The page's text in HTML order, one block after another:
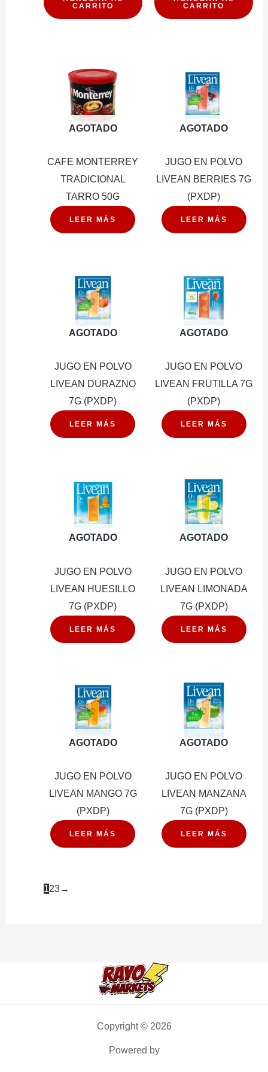
170G
CARRITO
100G
CARRITO
AGOTADO
CAFE MONTERREY
TRADICIONAL
TARRO 50G
LEER MÁS
AGOTADO
JUGO EN POLVO
LIVEAN BERRIES 7G
(PXDP)
LEER MÁS
AGOTADO
JUGO EN POLVO
LIVEAN DURAZNO
7G (PXDP)
LEER MÁS
AGOTADO
JUGO EN POLVO
LIVEAN FRUTILLA 7G
(PXDP)
LEER MÁS
AGOTADO
JUGO EN POLVO
LIVEAN HUESILLO
7G (PXDP)
LEER MÁS
AGOTADO
JUGO EN POLVO
LIVEAN LIMONADA
7G (PXDP)
LEER MÁS
AGOTADO
JUGO EN POLVO
LIVEAN MANGO 7G
(PXDP)
LEER MÁS
AGOTADO
JUGO EN POLVO
LIVEAN MANZANA
7G (PXDP)
LEER MÁS
123→
Copyright © 2026
Powered by